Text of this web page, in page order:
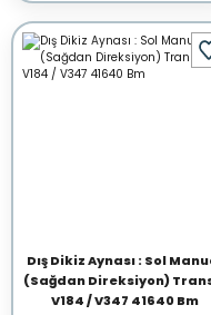
Dış Dikiz Aynası : Sol
(Sağdan Direksiyon)
V184 / V347 41640 Bm